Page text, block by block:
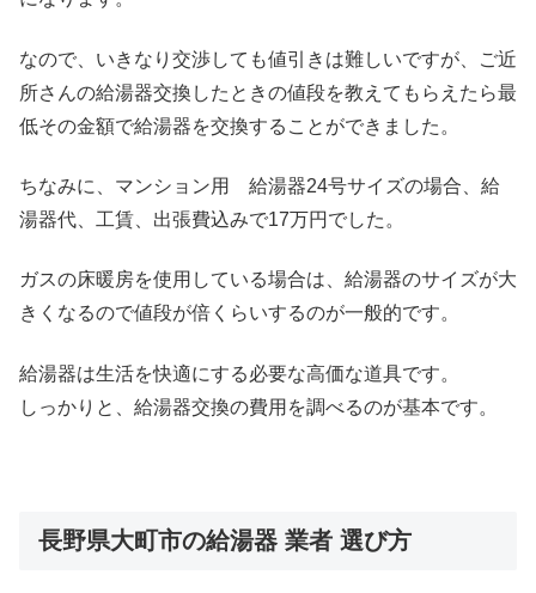
なので、いきなり交渉しても値引きは難しいですが、ご近
所さんの給湯器交換したときの値段を教えてもらえたら最
低その金額で給湯器を交換することができました。
ちなみに、マンション用 給湯器24号サイズの場合、給
湯器代、工賃、出張費込みで17万円でした。
ガスの床暖房を使用している場合は、給湯器のサイズが大
きくなるので値段が倍くらいするのが一般的です。
給湯器は生活を快適にする必要な高価な道具です。
しっかりと、給湯器交換の費用を調べるのが基本です。
長野県大町市の給湯器 業者 選び方